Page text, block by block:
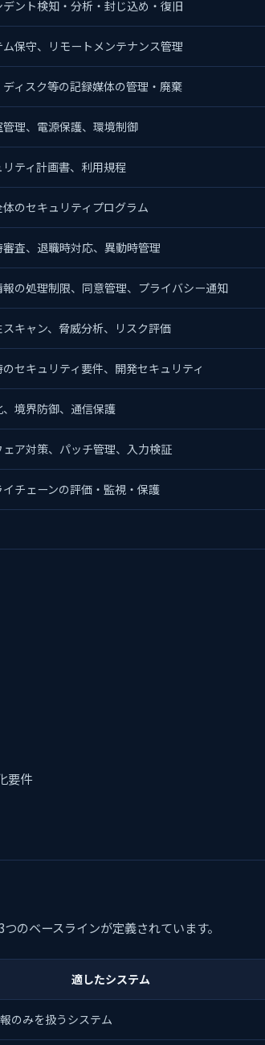
デント検知・分析・封じ込め・復旧
ム保守、リモートメンテナンス管理
ディスク等の記録媒体の管理・廃棄
管理、電源保護、環境制御
ティ計画書、利用規程
のセキュリティプログラム
査、退職時対応、異動時管理
の処理制限、同意管理、プライバシー通知
キャン、脅威分析、リスク評価
セキュリティ要件、開発セキュリティ
境界防御、通信保護
ェア対策、パッチ管理、入力検証
イチェーンの評価・監視・保護
要件
のベースラインが定義されています。
適したシステム
のみを扱うシステム